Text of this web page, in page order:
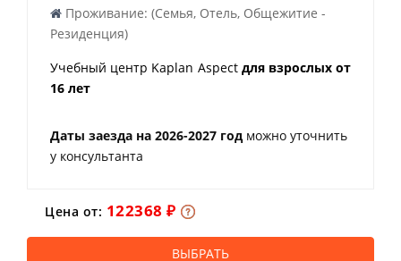
Проживание: (Семья, Отель, Общежитие -
Резиденция)
Учебный центр Kaplan Aspect для взрослых от
16 лет
Даты заезда на 2026-2027 год можно уточнить
у консультанта
Цена от: 122368 ₽
ВЫБРАТЬ